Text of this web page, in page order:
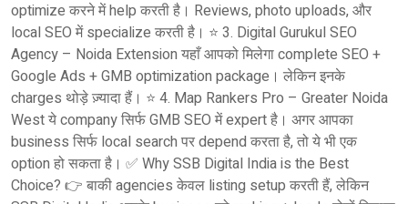
optimize करने में help करती है। Reviews, photo uploads, और
local SEO में specialize करती है। ⭐ 3. Digital Gurukul SEO
Agency – Noida Extension यहाँ आपको मिलेगा complete SEO +
Google Ads + GMB optimization package। लेकिन इनके
charges थोड़े ज़्यादा हैं। ⭐ 4. Map Rankers Pro – Greater Noida
West ये company सिर्फ GMB SEO में expert है। अगर आपका
business सिर्फ local search पर depend करता है, तो ये भी एक
option हो सकता है। ✅ Why SSB Digital India is the Best
Choice? 👉 बाकी agencies केवल listing setup करती हैं, लेकिन